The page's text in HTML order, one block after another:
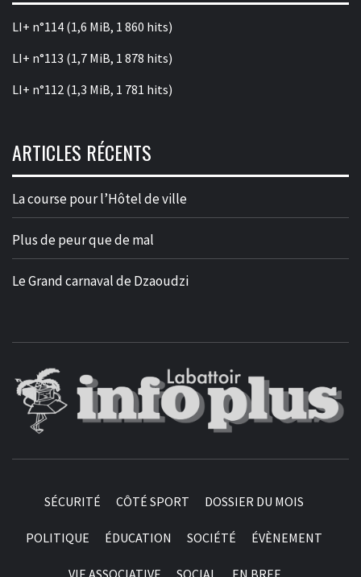
LI+ n°114 (1,6 MiB, 1 860 hits)
LI+ n°113 (1,7 MiB, 1 878 hits)
LI+ n°112 (1,3 MiB, 1 781 hits)
ARTICLES RÉCENTS
La course pour l’Hôtel de ville
Plus de peur que de mal
Le Grand carnaval de Dzaoudzi
SÉCURITÉ CÔTÉ SPORT DOSSIER DU MOIS
POLITIQUE ÉDUCATION SOCIÉTÉ ÉVÈNEMENT
VIE ASSOCIATIVE SOCIAL EN BREF